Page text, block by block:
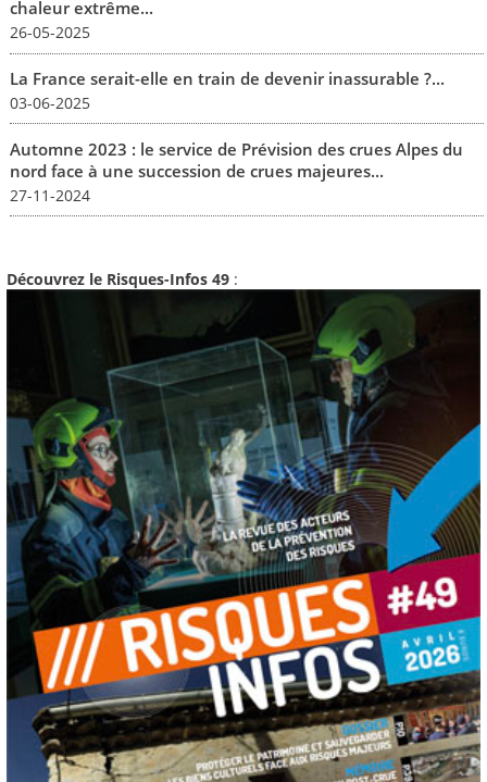
chaleur extrême...
26-05-2025
La France serait-elle en train de devenir inassurable ?...
03-06-2025
Automne 2023 : le service de Prévision des crues Alpes du
nord face à une succession de crues majeures...
27-11-2024
Découvrez le Risques-Infos 49 :